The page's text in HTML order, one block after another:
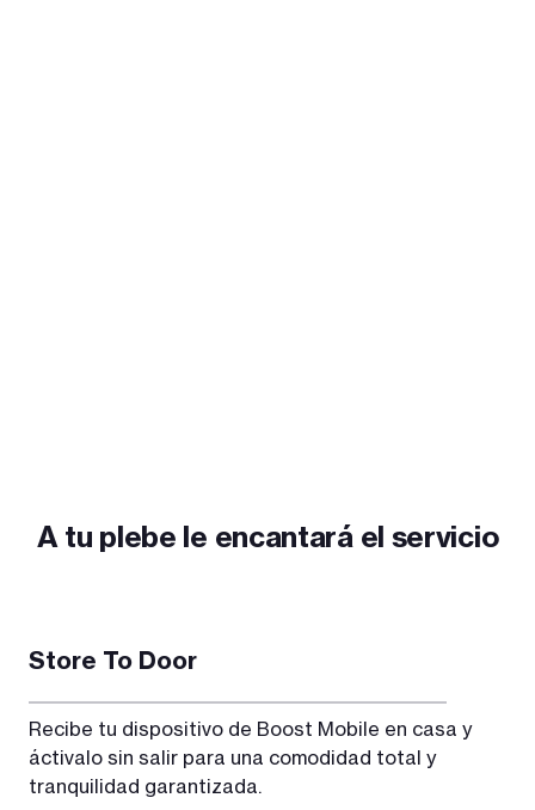
A tu plebe le encantará el servicio
Store To Door
Recibe tu dispositivo de Boost Mobile en casa y
áctivalo sin salir para una comodidad total y
tranquilidad garantizada.